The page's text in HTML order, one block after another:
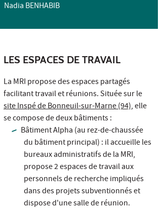
Nadia BENHABIB
LES ESPACES DE TRAVAIL
La MRI propose des espaces partagés
facilitant travail et réunions. Située sur le
site Inspé de Bonneuil-sur-Marne (94), elle
se compose de deux bâtiments :
Bâtiment Alpha (au rez-de-chaussée
du bâtiment principal) : il accueille les
bureaux administratifs de la MRI,
propose 2 espaces de travail aux
personnels de recherche impliqués
dans des projets subventionnés et
dispose d'une salle de réunion.